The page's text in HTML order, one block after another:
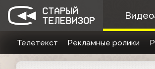
Телетекст Рекламные ролики